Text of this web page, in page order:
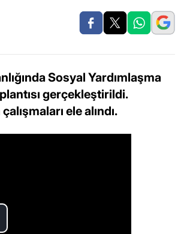
Sosyal Yardımlaşma
gerçekleştirildi.
ele alındı.